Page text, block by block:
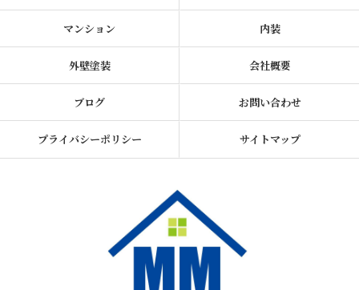
マンション 内装
外壁塗装 会社概要
ブログ お問い合わせ
プライバシーポリシー サイトマップ